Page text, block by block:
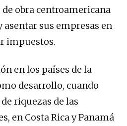
obra centroamericana
asentar sus empresas en
impuestos.
en los países de la
desarrollo, cuando
riquezas de las
en Costa Rica y Panamá